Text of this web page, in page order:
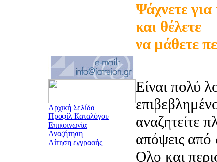
Αρχική Σελίδα
Προφίλ Καταλόγου
Επικοινωνία
Αναζήτηση
Αίτηση εγγραφής
Ψάχνετε
και θέλετε
να μάθετε
Είναι πολύ
αναζητείτε
απόψεις από
Ολο και